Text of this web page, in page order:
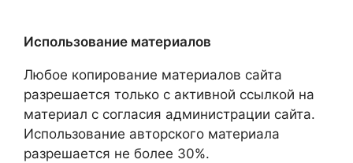
Использование материалов
Любое копирование материалов сайта
разрешается только с активной ссылкой на
материал с согласия администрации сайта.
Использование авторского материала
разрешается не более 30%.